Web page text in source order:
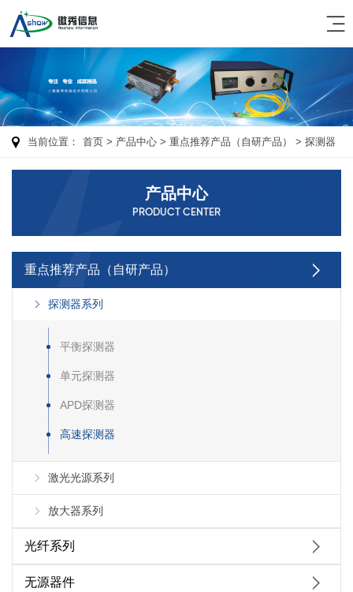
当前位置： 首页 > 产品中心 > 重点推荐产品（自研产品） > 探测器
系列>高速探测器
产品中心
PRODUCT CENTER
重点推荐产品（自研产品）
探测器系列
平衡探测器
单元探测器
APD探测器
高速探测器
激光光源系列
放大器系列
光纤系列
无源器件